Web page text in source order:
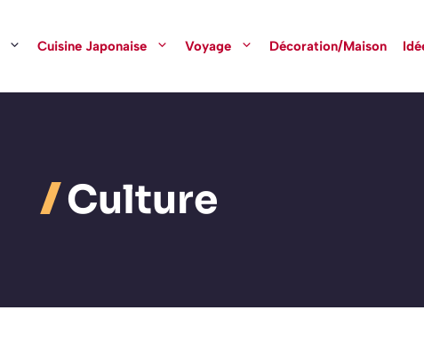
Cuisine Japonaise Voyage Décoration/Maison
Culture